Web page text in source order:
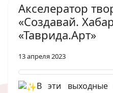
Акселератор
«Создавай.
«Таврида.Арт»
13 апреля 2023
В эти выходные